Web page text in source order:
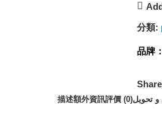
分類:
品牌：
描述額外資訊評價 (0)تحویل